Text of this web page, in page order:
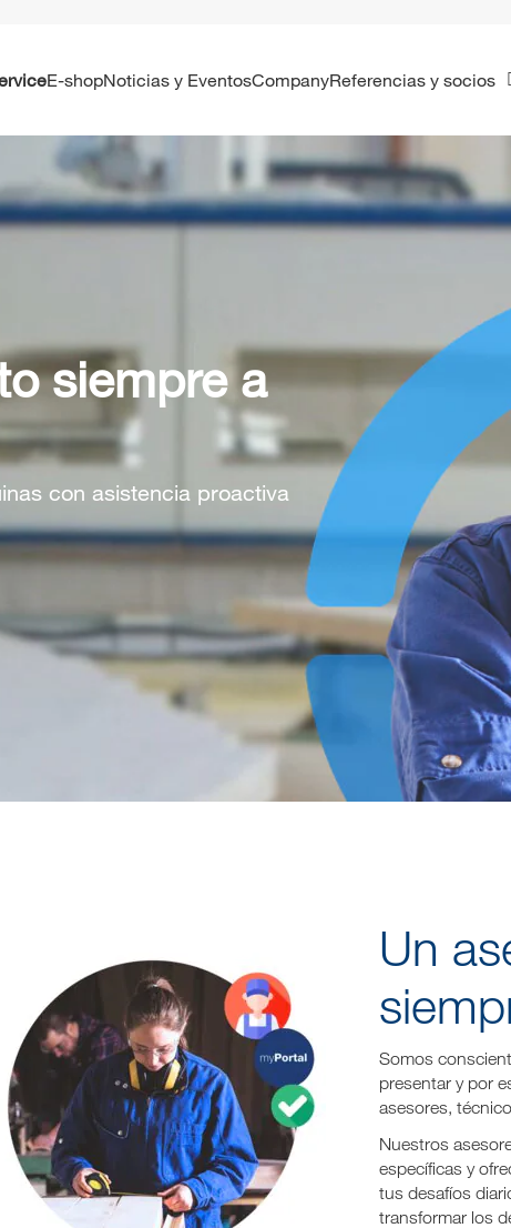
E-shop Noticias y Eventos Company Referencias y socios
siempre a
con asistencia proactiva
Un
Somos
presentar y por
asesores,
Nuestros
específicas y
tus desafíos
transformar los